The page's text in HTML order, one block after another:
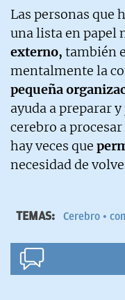
Las personas que
una lista en papel
externo, también
mentalmente la
pequeña
ayuda a preparar
cerebro a
hay veces que
necesidad de
TEMAS: Cerebro